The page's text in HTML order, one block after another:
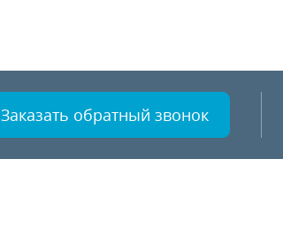
Заказать обратный звонок